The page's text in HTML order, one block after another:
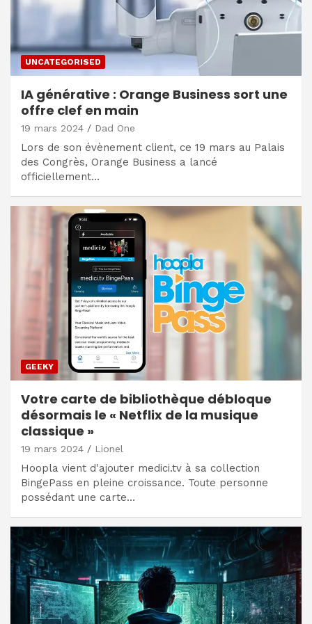
UNCATEGORISED
IA générative : Orange Business sort une
offre clef en main
19 mars 2024 Dad One
Lors de son évènement client, ce 19 mars au Palais
des Congrès, Orange Business a lancé
officiellement…
GEEKY
Votre carte de bibliothèque débloque
désormais le « Netflix de la musique
classique »
19 mars 2024 Lionel
Hoopla vient d'ajouter medici.tv à sa collection
BingePass en pleine croissance. Toute personne
possédant une carte…